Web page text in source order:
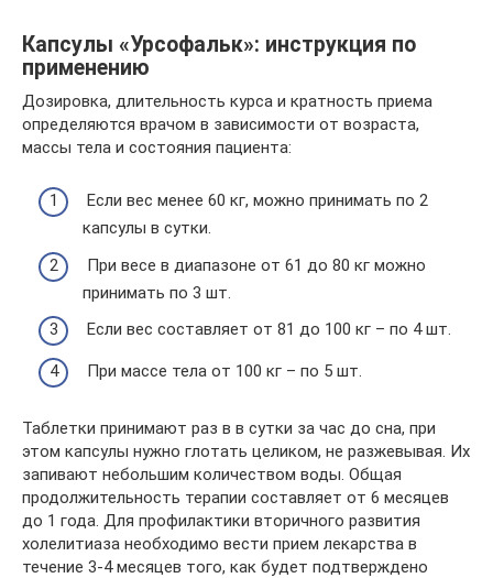
Капсулы «Урсофальк»: инструкция по
применению
Дозировка, длительность курса и кратность приема
определяются врачом в зависимости от возраста,
массы тела и состояния пациента:
Если вес менее 60 кг, можно принимать по 2
капсулы в сутки.
При весе в диапазоне от 61 до 80 кг можно
принимать по 3 шт.
Если вес составляет от 81 до 100 кг – по 4 шт.
При массе тела от 100 кг – по 5 шт.
Таблетки принимают раз в в сутки за час до сна, при
этом капсулы нужно глотать целиком, не разжевывая. Их
запивают небольшим количеством воды. Общая
продолжительность терапии составляет от 6 месяцев
до 1 года. Для профилактики вторичного развития
холелитиаза необходимо вести прием лекарства в
течение 3-4 месяцев того, как будет подтверждено